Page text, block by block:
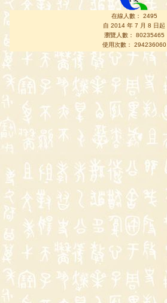
在線人數： 2495
自 2014 年 7 月 8 日起
瀏覽人數： 80235465
使用次數： 294236060